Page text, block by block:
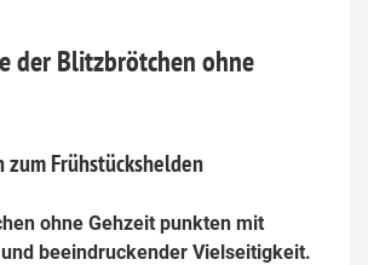
der Blitzbrötchen ohne
Frühstückshelden
ohne Gehzeit punkten mit
beeindruckender Vielseitigkeit.